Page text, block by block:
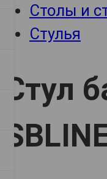
Столы и
Стулья
Стул